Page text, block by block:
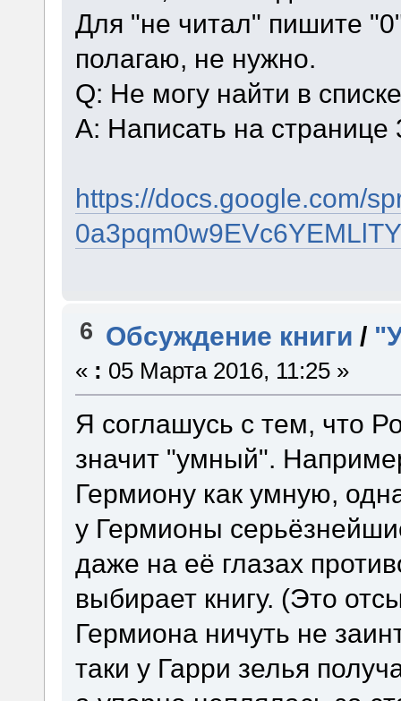
Для "не читал" пишите
полагаю, не нужно.
Q: Не могу найти в
A: Написать на
https://docs.google.com/
6 Обсуждение книги /
« : 05 Марта 2016, 11:25 »
Я соглашусь с тем, что
значит "умный".
Гермиону как умную,
у Гермионы
даже на её глазах
выбирает книгу. (Это
Гермиона ничуть не
таки у Гарри зелья